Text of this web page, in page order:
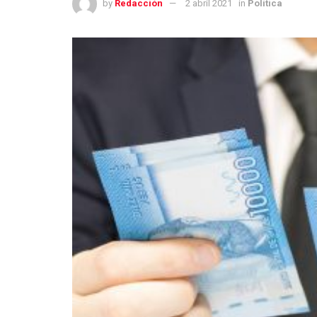
by Redacción 2 abril 2021 in Política